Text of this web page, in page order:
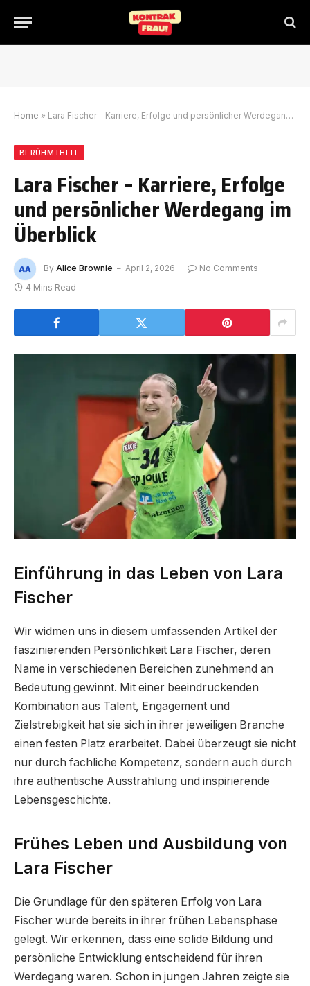
Home » Lara Fischer – Karriere, Erfolge und persönlicher Werdegang im Überblick
BERÜHMTHEIT
Lara Fischer – Karriere, Erfolge
und persönlicher Werdegang im
Überblick
By Alice Brownie April 2, 2026
No Comments
4 Mins Read
Einführung in das Leben von Lara
Fischer
Wir widmen uns in diesem umfassenden Artikel der
faszinierenden Persönlichkeit Lara Fischer, deren
Name in verschiedenen Bereichen zunehmend an
Bedeutung gewinnt. Mit einer beeindruckenden
Kombination aus Talent, Engagement und
Zielstrebigkeit hat sie sich in ihrer jeweiligen Branche
einen festen Platz erarbeitet. Dabei überzeugt sie nicht
nur durch fachliche Kompetenz, sondern auch durch
ihre authentische Ausstrahlung und inspirierende
Lebensgeschichte.
Frühes Leben und Ausbildung von
Lara Fischer
Die Grundlage für den späteren Erfolg von Lara
Fischer wurde bereits in ihrer frühen Lebensphase
gelegt. Wir erkennen, dass eine solide Bildung und
persönliche Entwicklung entscheidend für ihren
Werdegang waren. Schon in jungen Jahren zeigte sie